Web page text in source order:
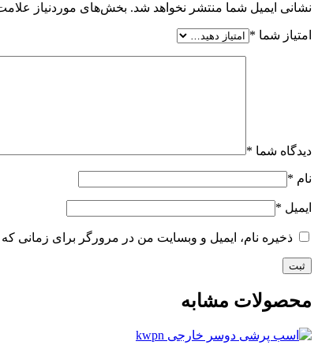
نشانی ایمیل شما منتشر نخواهد شد. بخش‌های موردنیاز
امتیاز شما *
دیدگاه شما *
نام *
ایمیل *
ذخیره نام، ایمیل و وبسایت من در مرورگر برای زمانی
محصولات مشابه